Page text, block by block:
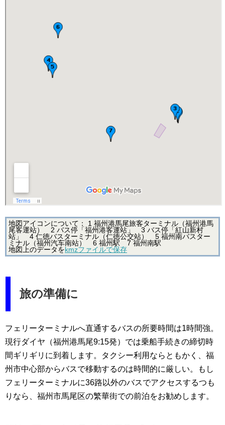
地図アイコンについて： 1 福州港馬尾旅客ターミナル（福州港馬
尾客運站） 2 バス停「福州港客運站」 3 バス停「紅山新村
站」 4 仁徳バスターミナル（仁徳公交站） 5 福州南バスター
ミナル（福州汽车南站） 6 福州駅 7 福州南駅
地図上のデータをkmzファイルで保存
旅の準備に
フェリーターミナルへ直通するバスの所要時間は1時間強。
現行ダイヤ（福州港馬尾9:15発）では乗船手続きの締切時
間ギリギリに到着します。タクシー利用ならともかく、福
州市中心部からバスで移動するのは時間的に厳しい。もし
フェリーターミナルに36路以外のバスでアクセスするつも
りなら、福州市馬尾区の繁華街での前泊をお勧めします。